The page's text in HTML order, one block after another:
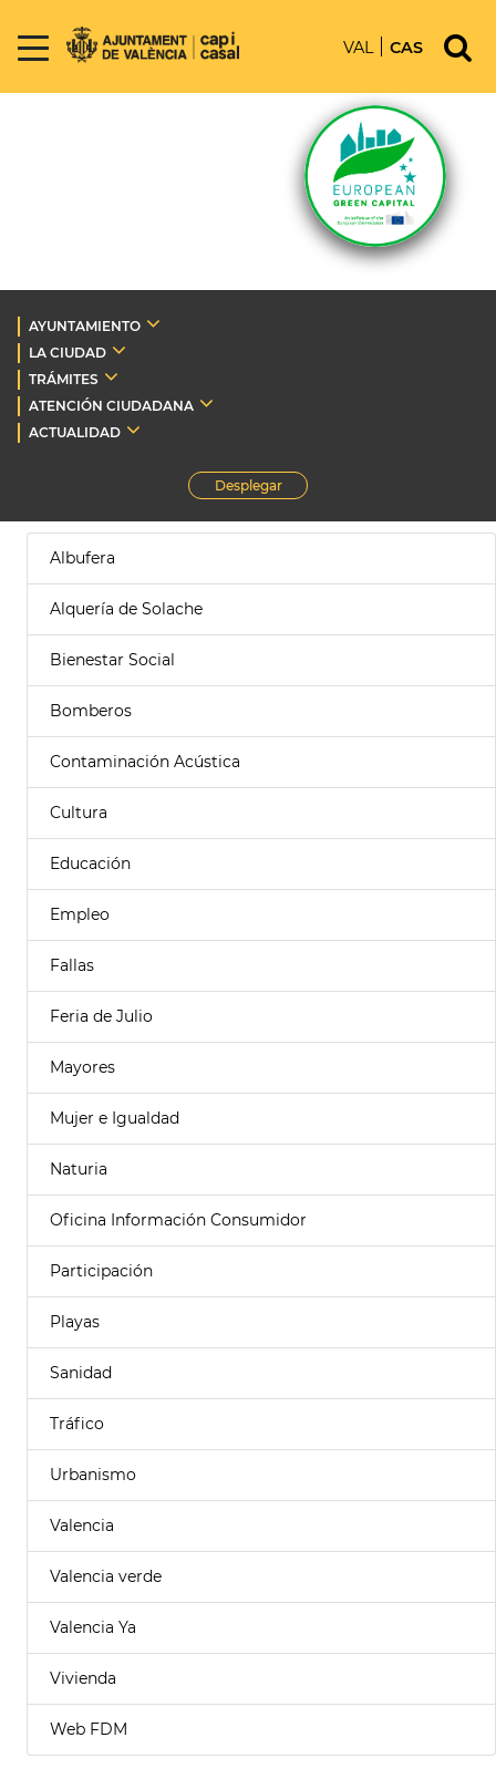
VAL CAS
AYUNTAMIENTO
LA CIUDAD
TRÁMITES
ATENCIÓN CIUDADANA
ACTUALIDAD
Desplegar
Albufera
Alquería de Solache
Bienestar Social
Bomberos
Contaminación Acústica
Cultura
Educación
Empleo
Fallas
Feria de Julio
Mayores
Mujer e Igualdad
Naturia
Oficina Información Consumidor
Participación
Playas
Sanidad
Tráfico
Urbanismo
Valencia
Valencia verde
Valencia Ya
Vivienda
Web FDM